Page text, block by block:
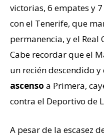
victorias, 6 empates y
con el Tenerife, que
permanencia, y el
Cabe recordar que el
un recién descendido
ascenso a Primera,
contra el Deportivo de
A pesar de la escasez